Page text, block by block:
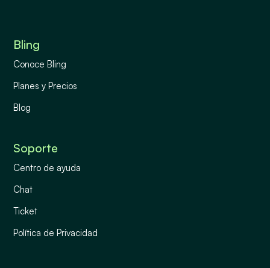
Bling
Conoce Bling
Planes y Precios
Blog
Soporte
Centro de ayuda
Chat
Ticket
Política de Privacidad